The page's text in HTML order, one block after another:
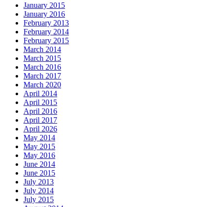
January 2015
January 2016
February 2013
February 2014
February 2015
March 2014
March 2015
March 2016
March 2017
March 2020
April 2014
April 2015
April 2016
April 2017
April 2026
May 2014
May 2015
May 2016
June 2014
June 2015
July 2013
July 2014
July 2015